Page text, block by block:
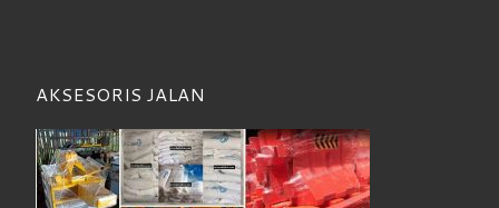
AKSESORIS JALAN